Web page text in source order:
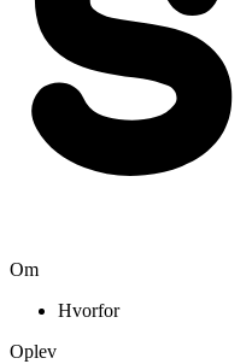
Om
Hvorfor
Oplev